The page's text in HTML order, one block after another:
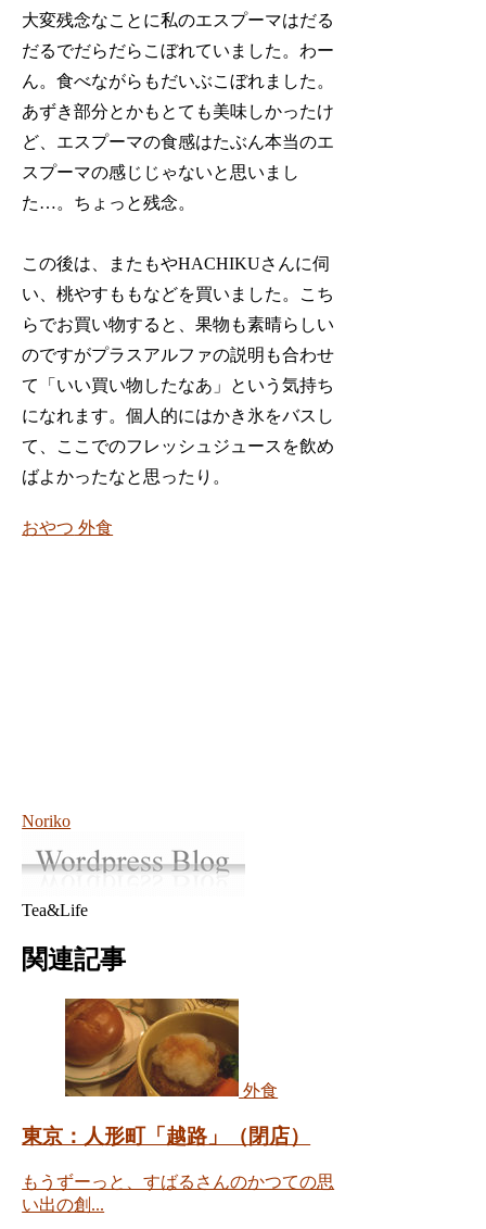
大変残念なことに私のエスプーマはだる
だるでだらだらこぼれていました。わー
ん。食べながらもだいぶこぼれました。
あずき部分とかもとても美味しかったけ
ど、エスプーマの食感はたぶん本当のエ
スプーマの感じじゃないと思いまし
た…。ちょっと残念。
この後は、またもやHACHIKUさんに伺
い、桃やすももなどを買いました。こち
らでお買い物すると、果物も素晴らしい
のですがプラスアルファの説明も合わせ
て「いい買い物したなあ」という気持ち
になれます。個人的にはかき氷をバスし
て、ここでのフレッシュジュースを飲め
ばよかったなと思ったり。
おやつ 外食
Noriko
Tea&Life
関連記事
外食
東京：人形町「越路」（閉店）
もうずーっと、すばるさんのかつての思
い出の創...